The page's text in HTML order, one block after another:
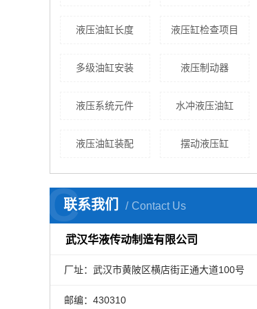
液压油缸长度 液压缸检查项目
多级油缸安装 液压制动器
液压系统元件 水冲液压油缸
液压油缸装配 摆动液压缸
联系我们 Contact Us
C
武汉华液传动制造有限公司
厂址：武汉市黄陂区横店街正通大道100号
邮编：430310